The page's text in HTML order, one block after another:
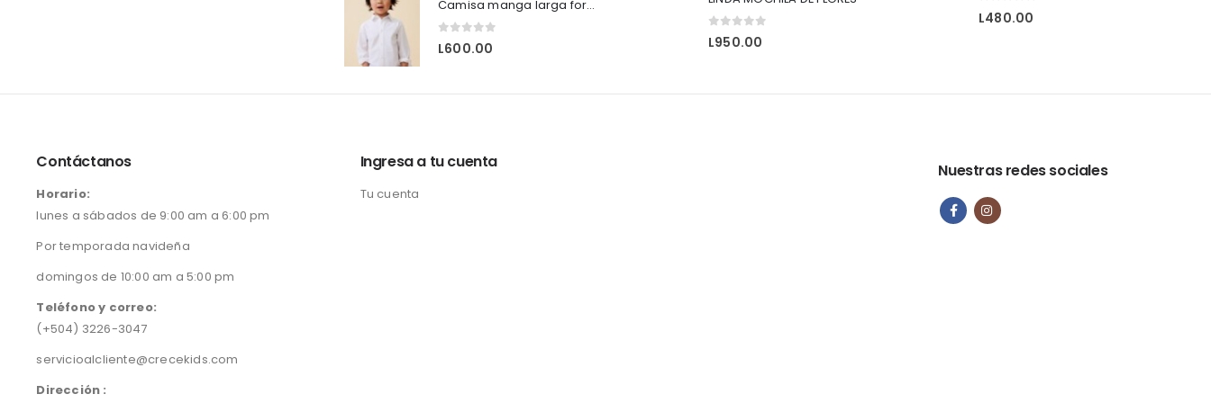
Camisa manga larga formales HyM
0out of 5
L600.00
0out of 5
L950.00
L480.00
Contáctanos
Horario:
lunes a sábados de 9:00 am a 6:00 pm
Por temporada navideña
domingos de 10:00 am a 5:00 pm
Teléfono y correo:
(+504) 3226-3047
servicioalcliente@crecekids.com
Dirección :
Ingresa a tu cuenta
Tu cuenta
Nuestras redes sociales